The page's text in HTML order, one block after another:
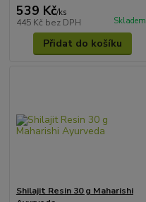
539 Kč/ks
445 Kč bez DPH Skladem
Přidat do košíku
Shilajit Resin 30 g Maharishi